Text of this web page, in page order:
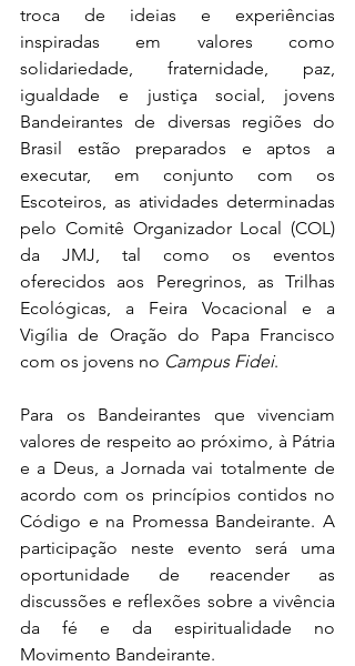
troca de ideias e experiências
inspiradas em valores como
solidariedade, fraternidade, paz,
igualdade e justiça social, jovens
Bandeirantes de diversas regiões do
Brasil estão preparados e aptos a
executar, em conjunto com os
Escoteiros, as atividades determinadas
pelo Comitê Organizador Local (COL)
da JMJ, tal como os eventos
oferecidos aos Peregrinos, as Trilhas
Ecológicas, a Feira Vocacional e a
Vigília de Oração do Papa Francisco
com os jovens no Campus Fidei.
Para os Bandeirantes que vivenciam
valores de respeito ao próximo, à Pátria
e a Deus, a Jornada vai totalmente de
acordo com os princípios contidos no
Código e na Promessa Bandeirante. A
participação neste evento será uma
oportunidade de reacender as
discussões e reflexões sobre a vivência
da fé e da espiritualidade no
Movimento Bandeirante.